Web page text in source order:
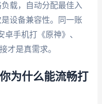
载，自动分配最佳入
设备兼容性。同一账
卓手机打《原神》、
才是真需求。
为什么能流畅打